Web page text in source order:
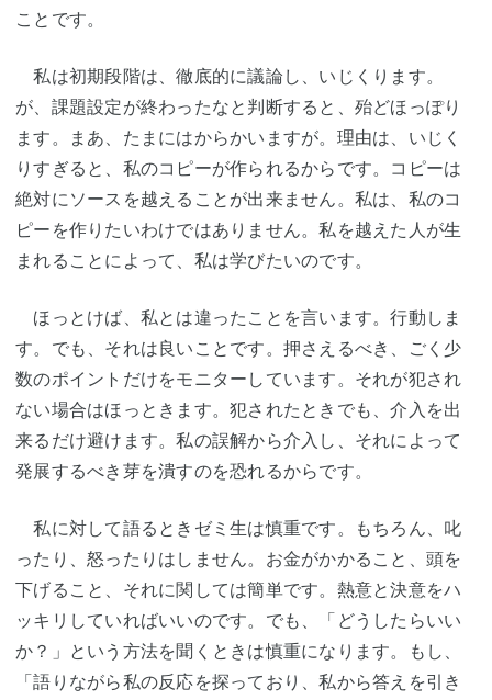
ことです。
私は初期段階は、徹底的に議論し、いじくります。
が、課題設定が終わったなと判断すると、殆どほっぽり
ます。まあ、たまにはからかいますが。理由は、いじく
りすぎると、私のコピーが作られるからです。コピーは
絶対にソースを越えることが出来ません。私は、私のコ
ピーを作りたいわけではありません。私を越えた人が生
まれることによって、私は学びたいのです。
ほっとけば、私とは違ったことを言います。行動しま
す。でも、それは良いことです。押さえるべき、ごく少
数のポイントだけをモニターしています。それが犯され
ない場合はほっときます。犯されたときでも、介入を出
来るだけ避けます。私の誤解から介入し、それによって
発展するべき芽を潰すのを恐れるからです。
私に対して語るときゼミ生は慎重です。もちろん、叱
ったり、怒ったりはしません。お金がかかること、頭を
下げること、それに関しては簡単です。熱意と決意をハ
ッキリしていればいいのです。でも、「どうしたらいい
か？」という方法を聞くときは慎重になります。もし、
「語りながら私の反応を探っており、私から答えを引き